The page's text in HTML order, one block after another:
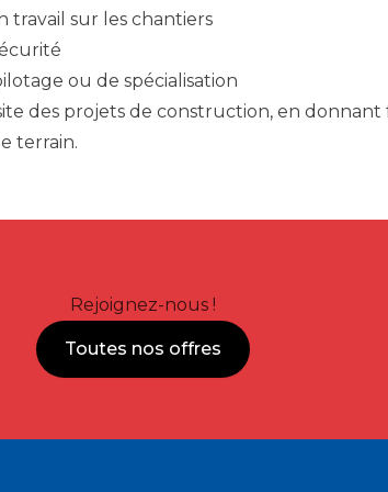
travail sur les chantiers
ou de spécialisation
des projets de construction, en donnant
terrain.
Rejoignez-nous !
Toutes nos offres